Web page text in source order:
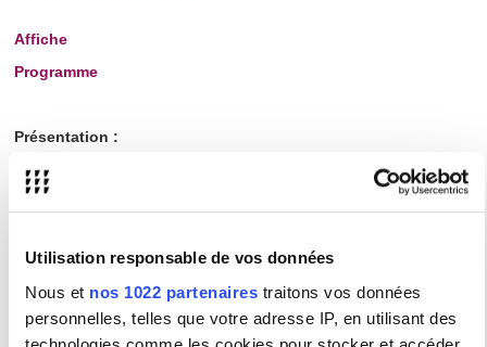
Utilisation responsable de vos données
Nous et nos 1022 partenaires traitons vos données
personnelles, telles que votre adresse IP, en utilisant des
Affiche
Programme
Présentation :
L’actualité et la prégnance de la chronique journalistique à ambition
littéraire dans les champs culturels latino-américains est une
latinoamericana actual (Darío Jaramilla, Madrid, Alfaguara, 2012).
Il semble bien que la chronique soit l’ultime avatar d’un genre
métamorphique dont Carlos Monsiváis posait quelques uns des
jalons dans A ustedes les consta (México, Era, 1980). Si quelque
chose tient ensemble des manifestations aussi variées, du moins